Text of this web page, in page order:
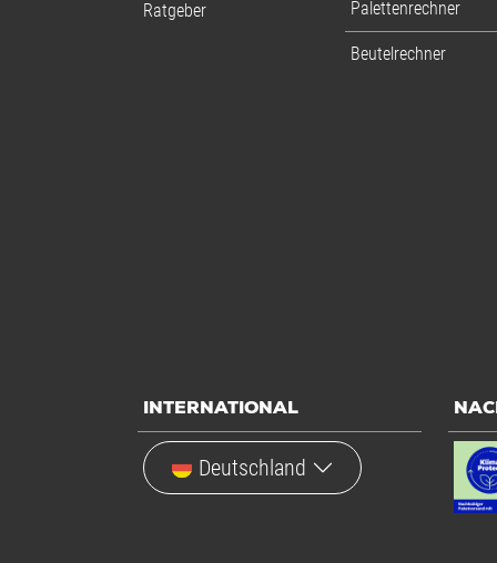
Ratgeber Palettenrechner
Beutelrechner
INTERNATIONAL
Deutschland